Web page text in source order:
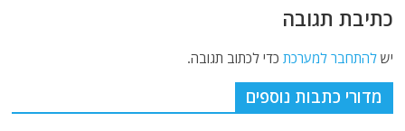
כתיבת תגובה
ישלהתחבר למערכת כדי לכתוב תגובה.
מדורי כתבות נוספים